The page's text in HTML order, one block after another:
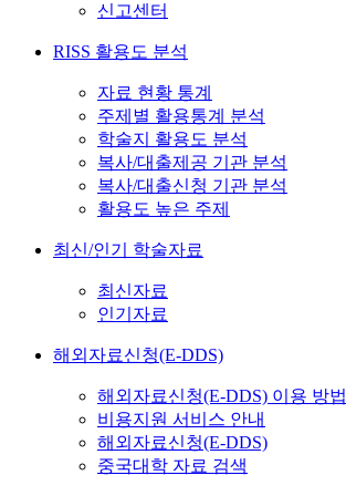
신고센터
RISS 활용도 분석
자료 현황 통계
주제별 활용통계 분석
학술지 활용도 분석
복사/대출제공 기관 분석
복사/대출신청 기관 분석
활용도 높은 주제
최신/인기 학술자료
최신자료
인기자료
해외자료신청(E-DDS)
해외자료신청(E-DDS) 이용 방법
비용지원 서비스 안내
해외자료신청(E-DDS)
중국대학 자료 검색